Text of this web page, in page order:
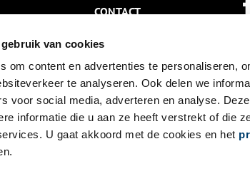
van cookies
om content en advertenties te personaliseren,
te analyseren. Ook delen we
voor social media, adverteren en analyse.
informatie die u aan ze heeft verstrekt of die
U gaat akkoord met de cookies en het
verschillende polder- en
de Amsteldijk bij Anna-
Paulownapolder. Hier kwamen 2
mensen om het leven.
CONTACT
NIEUWSBRIEF
DISCLAIMER
PRIVACY
TOEGANKELIJKHEID